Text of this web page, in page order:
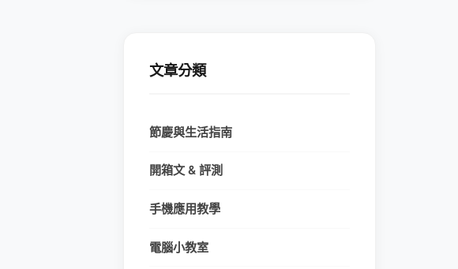
文章分類
節慶與生活指南
開箱文 & 評測
手機應用教學
電腦小教室